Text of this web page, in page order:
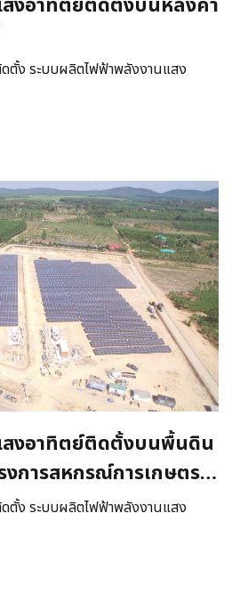
ตั้ง ระบบผลิตไฟฟ้าพลังงานแสง
สงอาทิตย์ติดตั้งบนพื้นดิน
การสหกรณ์การเกษตร
ตั้ง ระบบผลิตไฟฟ้าพลังงานแสง